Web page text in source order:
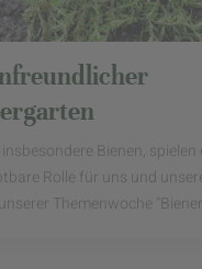
insbesondere Bienen, spielen
Rolle für uns und
Themenwoche